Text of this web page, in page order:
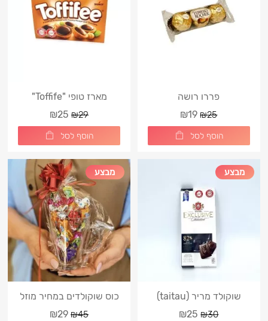
פררו רושה
₪25
₪19
הוסף לסל
מארז טופי "Toffife"
₪29
₪25
הוסף לסל
מבצע
שוקולד מריר (taitau)
₪30
₪25
מבצע
כוס שוקולדים במחיר מוזל
₪45
₪29